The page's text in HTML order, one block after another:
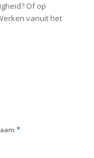
Of op
vanuit het
*